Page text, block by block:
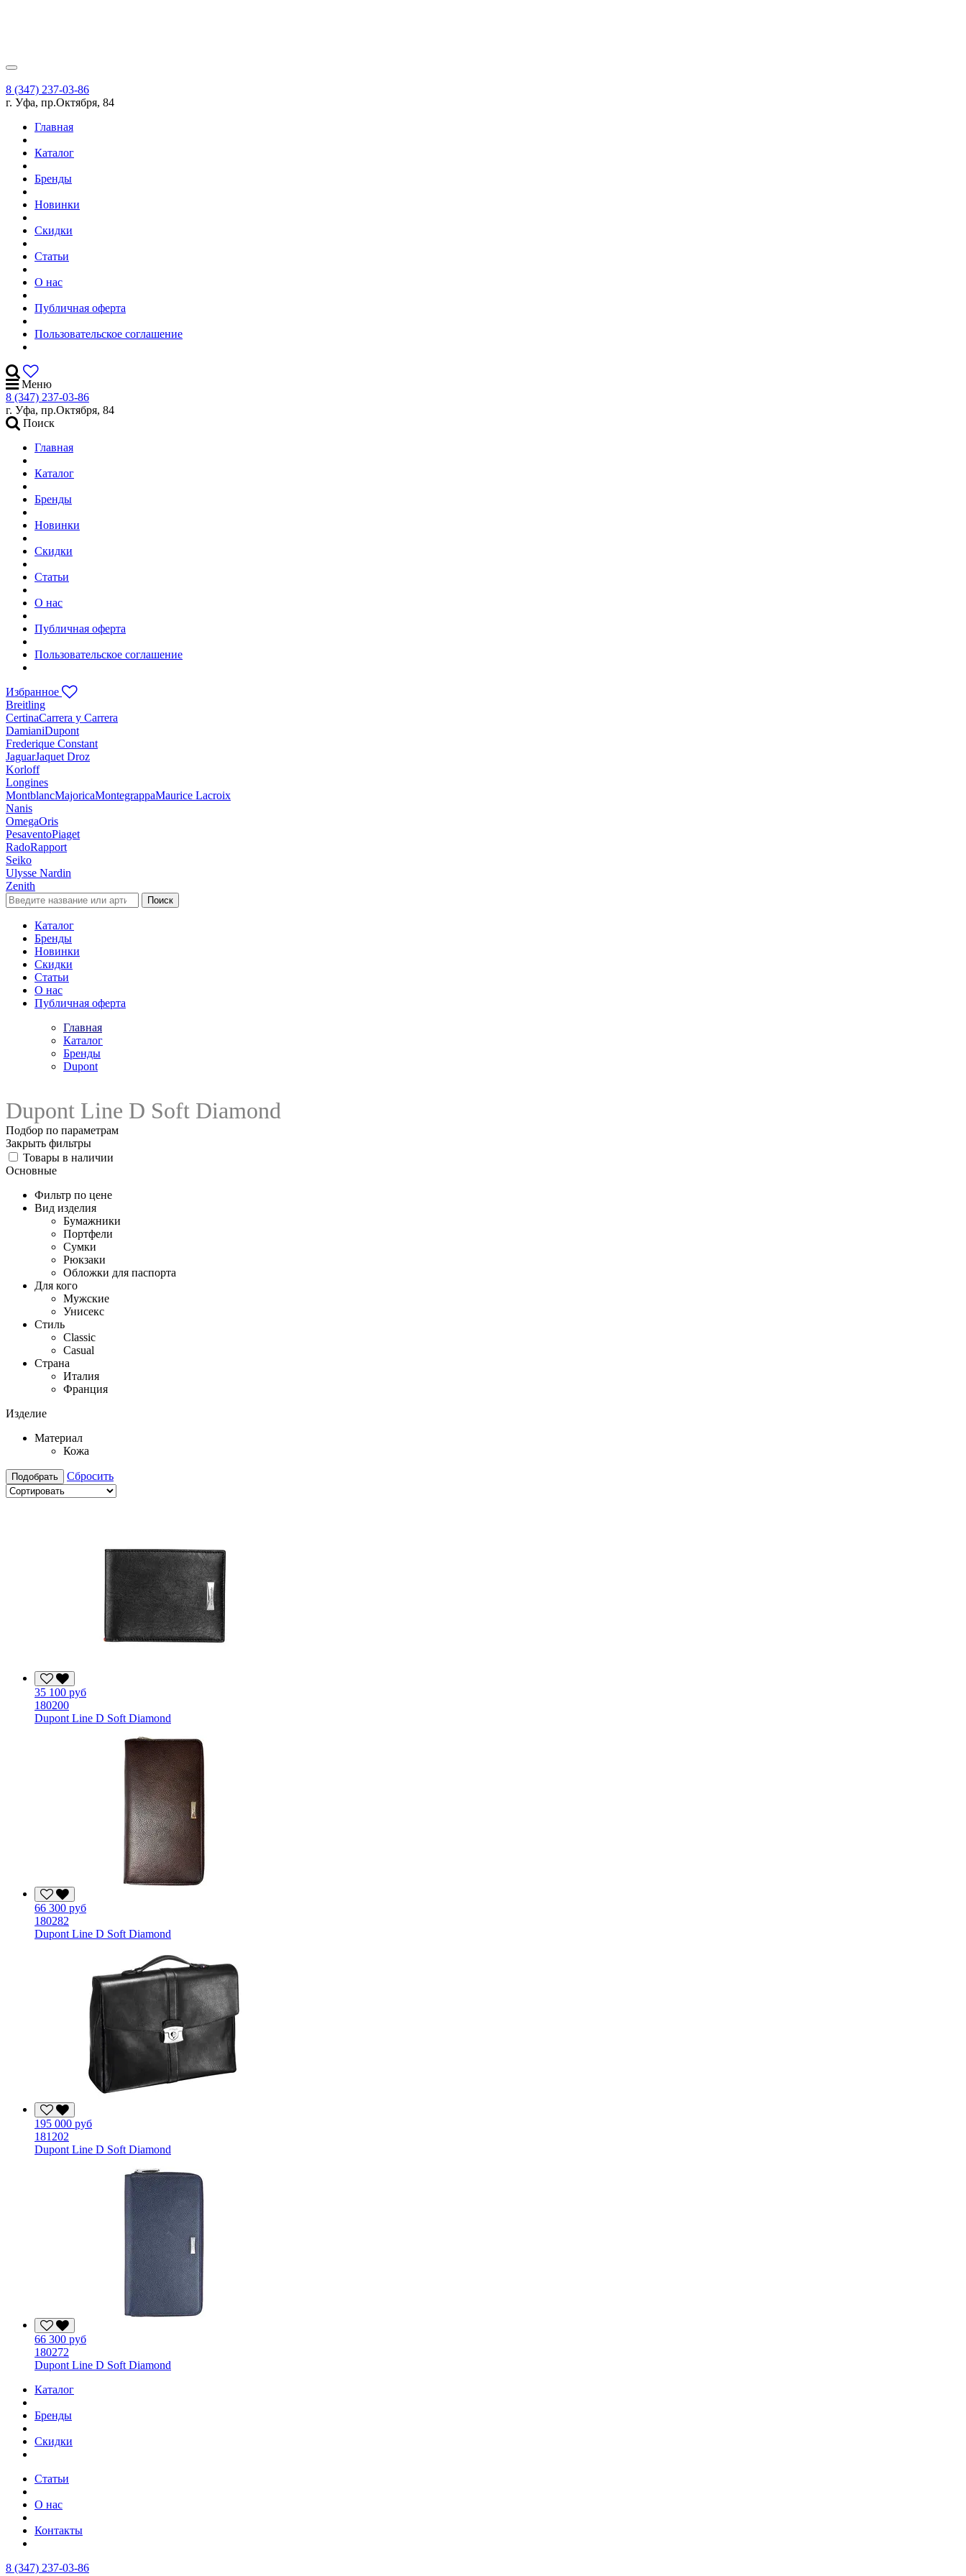
8 (347) 237-03-86
г. Уфа, пр.Октября, 84
Главная
Каталог
Бренды
Новинки
Скидки
Статьи
О нас
Публичная оферта
Пользовательское соглашение
Меню
8 (347) 237-03-86
г. Уфа, пр.Октября, 84
Поиск
Главная
Каталог
Бренды
Новинки
Скидки
Статьи
О нас
Публичная оферта
Пользовательское соглашение
Избранное
Breitling
CertinaCarrera y Carrera
DamianiDupont
Frederique Constant
JaguarJaquet Droz
Korloff
Longines
MontblancMajoricaMontegrappaMaurice Lacroix
Nanis
OmegaOris
PesaventoPiaget
RadoRapport
Seiko
Ulysse Nardin
Zenith
Поиск
Каталог
Бренды
Новинки
Скидки
Статьи
О нас
Публичная оферта
Главная
Каталог
Бренды
Dupont
Dupont Line D Soft Diamond
Подбор по параметрам
Закрыть фильтры
Товары в наличии
Основные
Фильтр по цене
Вид изделия
Бумажники
Портфели
Сумки
Рюкзаки
Обложки для паспорта
Для кого
Мужские
Унисекс
Стиль
Classic
Casual
Страна
Италия
Франция
Изделие
Материал
Кожа
Подобрать Сбросить
35 100 руб
180200
Dupont Line D Soft Diamond
66 300 руб
180282
Dupont Line D Soft Diamond
195 000 руб
181202
Dupont Line D Soft Diamond
66 300 руб
180272
Dupont Line D Soft Diamond
Каталог
Бренды
Скидки
Статьи
О нас
Контакты
8 (347) 237-03-86